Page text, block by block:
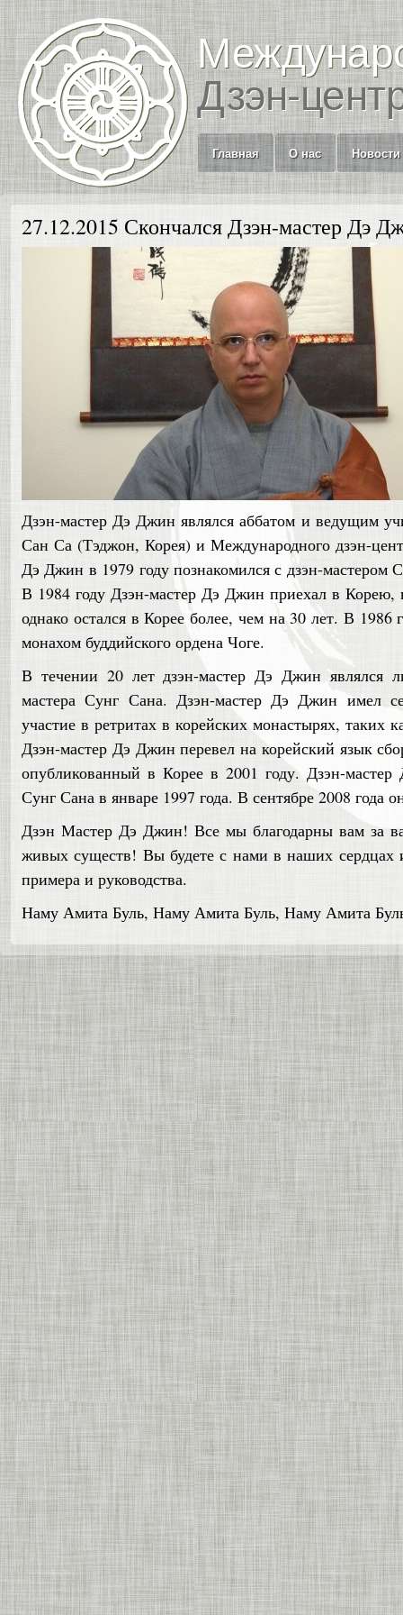
Дзэн-
Главная О нас Новости
27.12.2015 Скончался Дзэн-мастер Дэ
Дзэн-мастер Дэ Джин являлся аббатом и ведущим
Сан Са (Тэджон, Корея) и Международного дзэн-
Дэ Джин в 1979 году познакомился с дзэн-мастером
В 1984 году Дзэн-мастер Дэ Джин приехал в Корею,
однако остался в Корее более, чем на 30 лет. В
монахом буддийского ордена Чоге.
В течении 20 лет дзэн-мастер Дэ Джин являлся
мастера Сунг Сана. Дзэн-мастер Дэ Джин имел
участие в ретритах в корейских монастырях,
Дзэн-мастер Дэ Джин перевел на корейский язык
опубликованный в Корее в 2001 году. Дзэн-
Сунг Сана в январе 1997 года. В сентябре 2008 года
Дзэн Мастер Дэ Джин! Все мы благодарны вам за
живых существ! Вы будете с нами в наших сердцах
примера и руководства.
Наму Амита Буль, Наму Амита Буль, Наму Амита